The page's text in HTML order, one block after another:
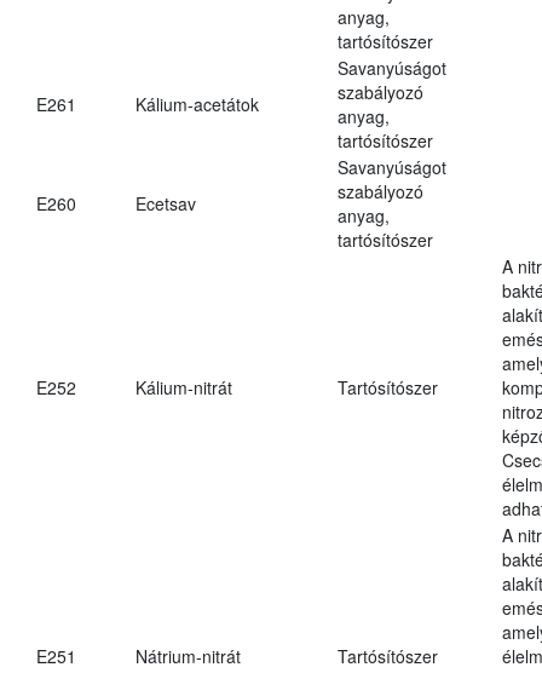
anyag,
tartósítószer
E261 Kálium-acetátok
Savanyúságot
szabályozó
anyag,
tartósítószer
E260 Ecetsav
Savanyúságot
szabályozó
anyag,
tartósítószer
E252 Kálium-nitrát Tartósítószer
A
E251 Nátrium-nitrát Tartósítószer
A